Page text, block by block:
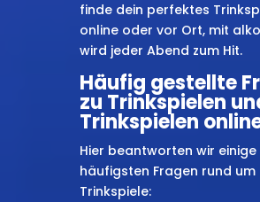
finde dein perfektes
online oder vor Ort, mit
wird jeder Abend zum Hit.
Häufig gestellte
zu Trinkspielen
Trinkspielen
Hier beantworten wir einige
häufigsten Fragen rund um
Trinkspiele: